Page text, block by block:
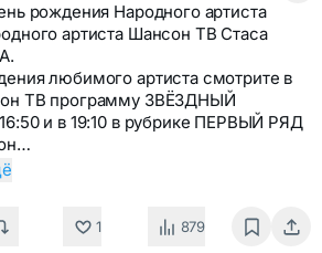
рождения Народного артиста
артиста Шансон ТВ Стаса
любимого артиста смотрите в
ТВ программу ЗВЁЗДНЫЙ
и в 19:10 в рубрике ПЕРВЫЙ РЯД
1 879